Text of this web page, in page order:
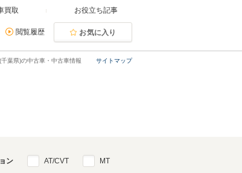
買取 お役立ち記事
閲覧履歴 お気に入り
サイトマップ
葉県)の中古車・中古車情報
ン AT/CVT MT